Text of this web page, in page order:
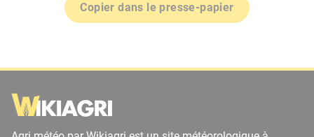
Copier dans le presse-papier